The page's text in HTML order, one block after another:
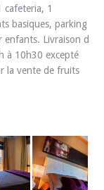
cafeteria, 1
basiques, parking
enfants. Livraison d
à 10h30 excepté
la vente de fruits